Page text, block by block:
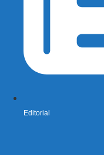
Editorial